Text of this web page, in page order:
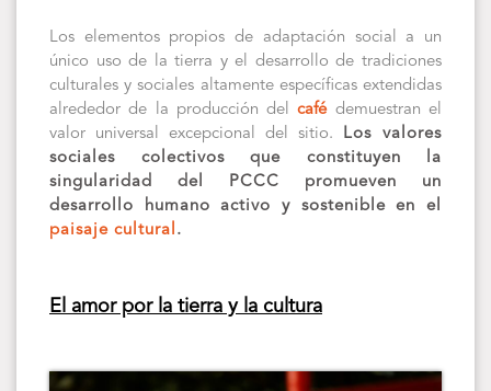
Los elementos propios de adaptación social a un
único uso de la tierra y el desarrollo de tradiciones
culturales y sociales altamente específicas extendidas
alrededor de la producción delcafédemuestran el
valor universal excepcional del sitio.
Los valores
sociales colectivos que constituyen la
singularidad del PCCC promueven un
desarrollo humano activo y sostenible en el
paisaje cultural .
El amor por la tierra y la cultura